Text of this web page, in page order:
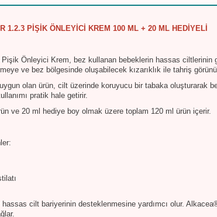
1.2.3 PİŞİK ÖNLEYİCİ KREM 100 ML + 20 ML HEDİYELİ
Önleyici Krem, bez kullanan bebeklerin hassas
ve bez bölgesinde oluşabilecek kızarıklık ile tahriş
olan ürün, cilt üzerinde koruyucu bir tabaka oluşturarak
pratik hale getirir.
ve 20 ml hediye boy olmak üzere toplam 120 ml ürün içerir.
cilt bariyerinin desteklenmesine yardımcı olur.